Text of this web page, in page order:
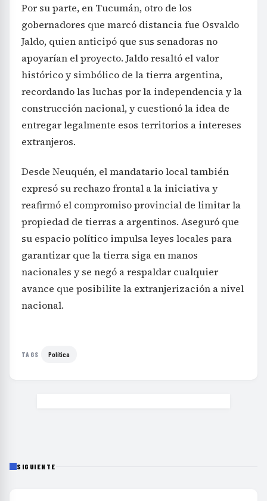
Por su parte, en Tucumán, otro de los
gobernadores que marcó distancia fue Osvaldo
Jaldo, quien anticipó que sus senadoras no
apoyarían el proyecto. Jaldo resaltó el valor
histórico y simbólico de la tierra argentina,
recordando las luchas por la independencia y la
construcción nacional, y cuestionó la idea de
entregar legalmente esos territorios a intereses
extranjeros.
Desde Neuquén, el mandatario local también
expresó su rechazo frontal a la iniciativa y
reafirmó el compromiso provincial de limitar la
propiedad de tierras a argentinos. Aseguró que
su espacio político impulsa leyes locales para
garantizar que la tierra siga en manos
nacionales y se negó a respaldar cualquier
avance que posibilite la extranjerización a nivel
nacional.
TAGS Política
SIGUIENTE